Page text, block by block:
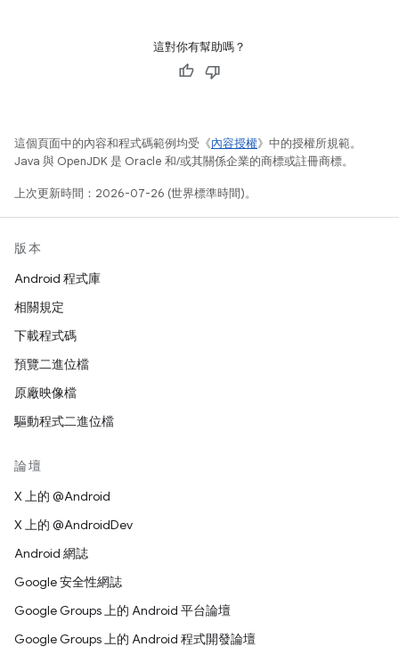
這對你有幫助嗎？
這個頁面中的內容和程式碼範例均受《內容授權》中的授權所規範。
Java 與 OpenJDK 是 Oracle 和/或其關係企業的商標或註冊商標。
上次更新時間：2026-07-26 (世界標準時間)。
版本
Android 程式庫
相關規定
下載程式碼
預覽二進位檔
原廠映像檔
驅動程式二進位檔
論壇
X 上的 @Android
X 上的 @AndroidDev
Android 網誌
Google 安全性網誌
Google Groups 上的 Android 平台論壇
Google Groups 上的 Android 程式開發論壇